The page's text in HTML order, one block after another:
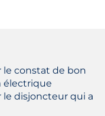
le constat de bon
électrique
disjoncteur qui a